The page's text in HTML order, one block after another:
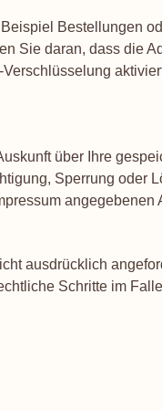
Bestellungen
Sie daran, dass die
über Ihre
Sperrung oder
angegebenen
ausdrücklich
Schritte im